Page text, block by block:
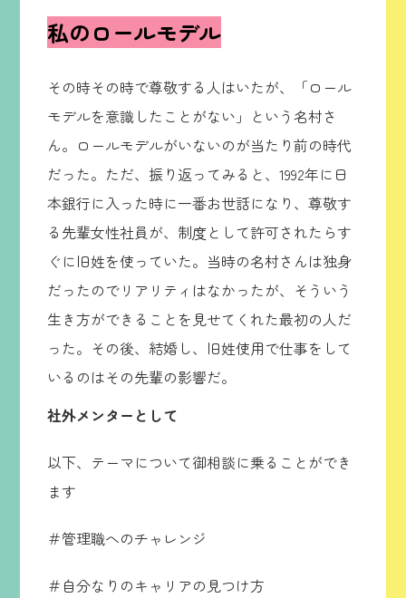
私のロールモデル
その時その時で尊敬する人はいたが、「ロール
モデルを意識したことがない」という名村さ
ん。ロールモデルがいないのが当たり前の時代
だった。ただ、振り返ってみると、1992年に日
本銀行に入った時に一番お世話になり、尊敬す
る先輩女性社員が、制度として許可されたらす
ぐに旧姓を使っていた。当時の名村さんは独身
だったのでリアリティはなかったが、そういう
生き方ができることを見せてくれた最初の人だ
った。その後、結婚し、旧姓使用で仕事をして
いるのはその先輩の影響だ。
社外メンターとして
以下、テーマについて御相談に乗ることができ
ます
＃管理職へのチャレンジ
＃自分なりのキャリアの見つけ方